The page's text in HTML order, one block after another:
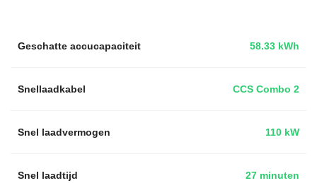
58.33 kWh
Geschatte accucapaciteit
Snellaadkabel CCS Combo 2
Snel laadvermogen 110 kW
Snel laadtijd 27 minuten